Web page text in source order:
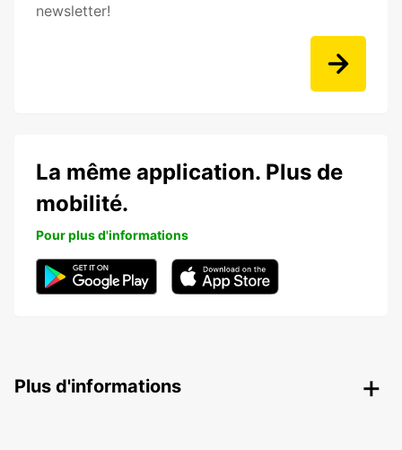
newsletter!
La même application. Plus de
mobilité.
Pour plus d'informations
Plus d'informations